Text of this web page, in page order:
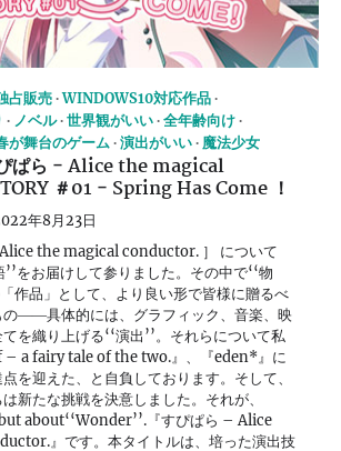
占販売 WINDOWS10対応作品
ノベル 世界観がいい 全年齢向け
が舞台のゲーム 演出がいい 魔法少女
ぴぱら − Alice the magical
＃01 − Spring Has Come ！
年8月23日
the magical conductor. ］ について
をお届けして参りました。その中で‘‘物
作品」として、より良い形で皆様に贈るべ
の――具体的には、グラフィック、音楽、映
を織り上げる‘‘演出’’。それらについて私
– a fairy tale of the two.』、『eden*』に
を迎えた、と自負しております。そして、
新たな挑戦を決意しました。それが、
about‘‘Wonder’’.『すぴぱら – Alice
』です。本タイトルは、培った演出技